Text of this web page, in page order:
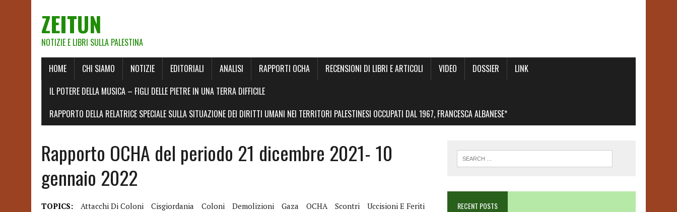
ZEITUN
NOTIZIE E LIBRI SULLA PALESTINA
HOME CHI SIAMO NOTIZIE EDITORIALI ANALISI RAPPORTI OCHA RECENSIONI DI LIBRI E ARTICOLI VIDEO DOSSIER
LINK
IL POTERE DELLA MUSICA – FIGLI DELLE PIETRE IN UNA TERRA DIFFICILE
RAPPORTO DELLA RELATRICE SPECIALE SULLA SITUAZIONE DEI DIRITTI UMANI NEI TERRITORI PALESTINESI OCCUPATI DAL 1967, FRANCESCA ALBANESE*
Rapporto OCHA del periodo 21 dicembre 2021- 10
gennaio 2022
TOPICS: Attacchi Di Coloni Cisgiordania Coloni Demolizioni Gaza OCHA Scontri
Uccisioni E Feriti
RECENT POSTS